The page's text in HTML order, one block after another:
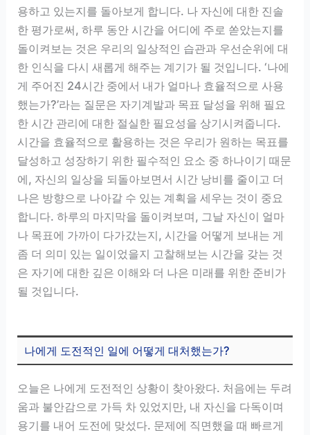
용하고 있는지를 돌아보게 합니다. 나 자신에 대한 진솔
한 평가로써, 하루 동안 시간을 어디에 주로 쏟았는지를
돌이켜보는 것은 우리의 일상적인 습관과 우선순위에 대
한 인식을 다시 새롭게 해주는 계기가 될 것입니다. ‘나에
게 주어진 24시간 중에서 내가 얼마나 효율적으로 사용
했는가?’라는 질문은 자기계발과 목표 달성을 위해 필요
한 시간 관리에 대한 절실한 필요성을 상기시켜줍니다.
시간을 효율적으로 활용하는 것은 우리가 원하는 목표를
달성하고 성장하기 위한 필수적인 요소 중 하나이기 때문
에, 자신의 일상을 되돌아보면서 시간 낭비를 줄이고 더
나은 방향으로 나아갈 수 있는 계획을 세우는 것이 중요
합니다. 하루의 마지막을 돌이켜보며, 그날 자신이 얼마
나 목표에 가까이 다가갔는지, 시간을 어떻게 보내는 게
좀 더 의미 있는 일이었을지 고찰해보는 시간을 갖는 것
은 자기에 대한 깊은 이해와 더 나은 미래를 위한 준비가
될 것입니다.
나에게 도전적인 일에 어떻게 대처했는가?
오늘은 나에게 도전적인 상황이 찾아왔다. 처음에는 두려
움과 불안감으로 가득 차 있었지만, 내 자신을 다독이며
용기를 내어 도전에 맞섰다. 문제에 직면했을 때 빠르게